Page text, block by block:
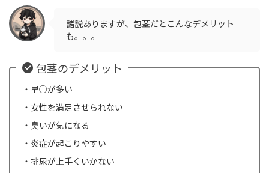
諸説ありますが、包茎だとこんなデメリット
も。。。
包茎のデメリット
・早○が多い
・女性を満足させられない
・臭いが気になる
・炎症が起こりやすい
・排尿が上手くいかない